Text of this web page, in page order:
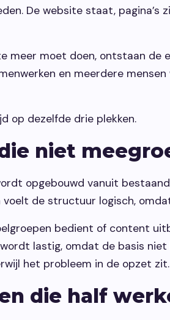
De website staat, pagina’s
meer moet doen, ontstaan de
en meerdere
op dezelfde drie plekken.
niet
opgebouwd vanuit
voelt de structuur logisch,
bedient of content
lastig, omdat de basis
het probleem in de opzet zit.
die half